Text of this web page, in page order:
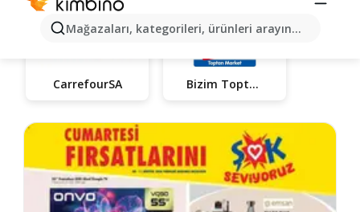
Mağazaları, kategorileri, ürünleri arayın...
CarrefourSA Bizim Toptan